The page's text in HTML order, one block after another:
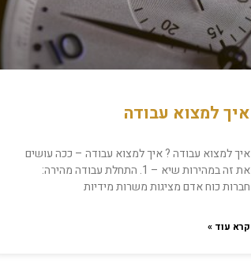
איך למצוא עבודה
איך למצוא עבודה ? איך למצוא עבודה – ככה עושים
את זה במהירות שיא – 1. התחלת עבודה מהירה:
חברות כוח אדם מציגות משרות מידיות
קרא עוד »